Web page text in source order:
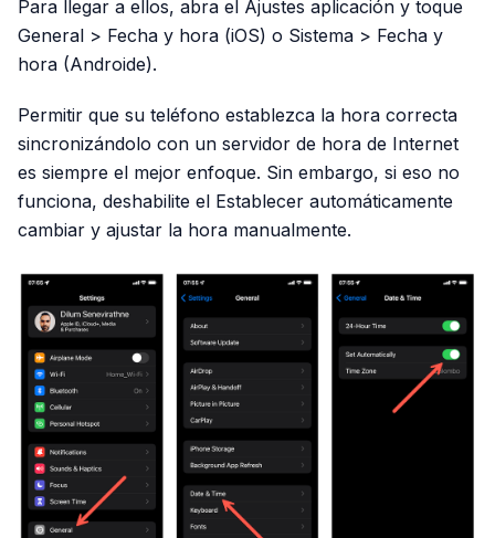
Para llegar a ellos, abra el Ajustes aplicación y toque
General > Fecha y hora (iOS) o Sistema > Fecha y
hora (Androide).
Permitir que su teléfono establezca la hora correcta
sincronizándolo con un servidor de hora de Internet
es siempre el mejor enfoque. Sin embargo, si eso no
funciona, deshabilite el Establecer automáticamente
cambiar y ajustar la hora manualmente.